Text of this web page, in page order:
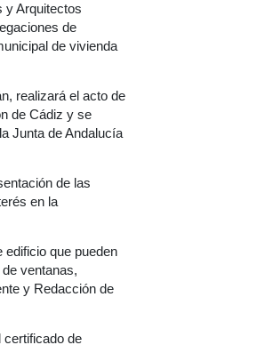
y Arquitectos
de
de vivienda
realizará el acto de
de Cádiz y se
Junta de Andalucía
de las
en la
edificio que pueden
ventanas,
y Redacción de
certificado de